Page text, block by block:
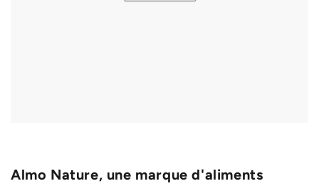
Almo Nature, une marque d'aliments